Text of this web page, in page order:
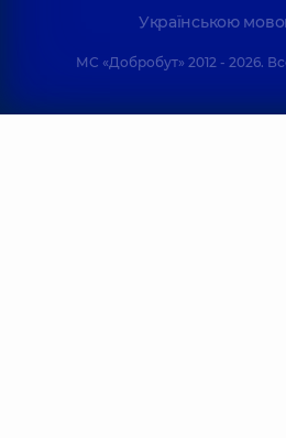
Українською
МС «Добробут» 2012 - 2026.